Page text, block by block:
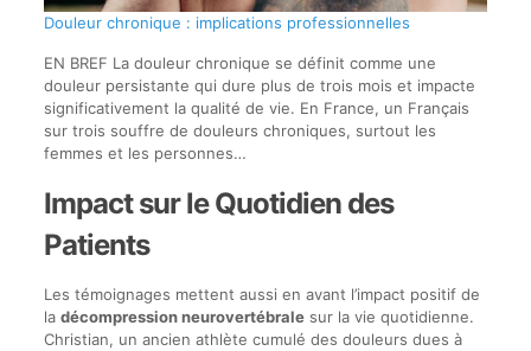
Douleur chronique : implications professionnelles
EN BREF La douleur chronique se définit comme une
douleur persistante qui dure plus de trois mois et impacte
significativement la qualité de vie. En France, un Français
sur trois souffre de douleurs chroniques, surtout les
femmes et les personnes…
Impact sur le Quotidien des
Patients
Les témoignages mettent aussi en avant l’impact positif de
la décompression neurovertébralesur la vie quotidienne.
Christian, un ancien athlète cumulé des douleurs dues à